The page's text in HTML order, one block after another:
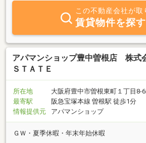
この不動産会社が取
賃貸物件を探す
アパマンショップ豊中曽根店 株式
ＳＴＡＴＥ
所在地
大阪府豊中市曽根東町１丁目
最寄駅
阪急宝塚本線 曽根駅 徒歩1分
情報提供元
アパマンショップ
ＧＷ・夏季休暇・年末年始休暇